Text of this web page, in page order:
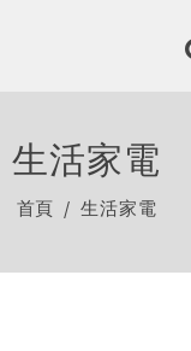
生活家電
首頁 生活家電